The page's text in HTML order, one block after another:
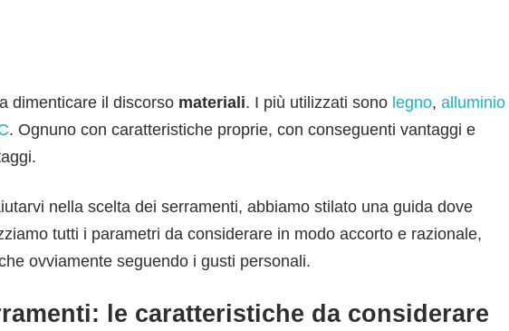
dimenticare il discorso materiali. I più utilizzati sono legno, alluminio
. Ognuno con caratteristiche proprie, con conseguenti vantaggi e
nella scelta dei serramenti, abbiamo stilato una guida dove
tutti i parametri da considerare in modo accorto e razionale,
ovviamente seguendo i gusti personali.
le caratteristiche da considerare